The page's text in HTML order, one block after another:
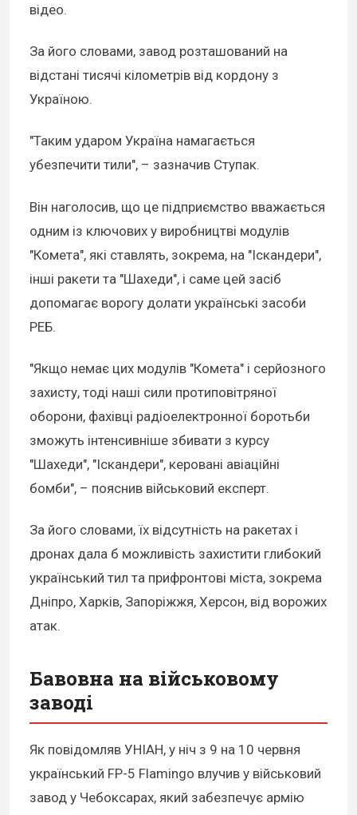
відео.
За його словами, завод розташований на
відстані тисячі кілометрів від кордону з
Україною.
"Таким ударом Україна намагається
убезпечити тили", – зазначив Ступак.
Він наголосив, що це підприємство вважається
одним із ключових у виробництві модулів
"Комета", які ставлять, зокрема, на "Іскандери",
інші ракети та "Шахеди", і саме цей засіб
допомагає ворогу долати українські засоби
РЕБ.
"Якщо немає цих модулів "Комета" і серйозного
захисту, тоді наші сили протиповітряної
оборони, фахівці радіоелектронної боротьби
зможуть інтенсивніше збивати з курсу
"Шахеди", "Іскандери", керовані авіаційні
бомби", – пояснив військовий експерт.
За його словами, їх відсутність на ракетах і
дронах дала б можливість захистити глибокий
український тил та прифронтові міста, зокрема
Дніпро, Харків, Запоріжжя, Херсон, від ворожих
атак.
Бавовна на військовому
заводі
Як повідомляв УНІАН, у ніч з 9 на 10 червня
український FP-5 Flamingo влучив у військовий
завод у Чебоксарах, який забезпечує армію